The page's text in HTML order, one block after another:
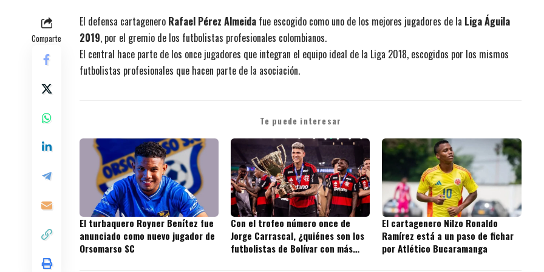
Comparte
El defensa cartagenero Rafael Pérez Almeida fue escogido como uno de los mejores jugadores de la Liga Águila
2019, por el gremio de los futbolistas profesionales colombianos.
El central hace parte de los once jugadores que integran el equipo ideal de la Liga 2018, escogidos por los mismos
futbolistas profesionales que hacen parte de la asociación.
Te puede interesar
El turbaquero Royner Benítez fue
anunciado como nuevo jugador de
Orsomarso SC
Con el trofeo número once de
Jorge Carrascal, ¿quiénes son los
futbolistas de Bolívar con más
El cartagenero Nilzo Ronaldo
Ramírez está a un paso de fichar
por Atlético Bucaramanga